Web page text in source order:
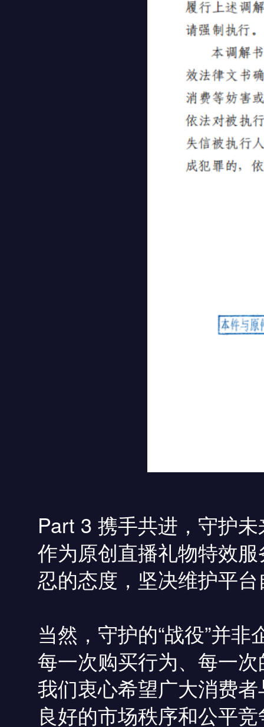
Part 3 携手共进，守护未
作为原创直播礼物特效
忍的态度，坚决维护平
当然，守护的“战役”并
每一次购买行为、每一
我们衷心希望广大消费
良好的市场秩序和公平